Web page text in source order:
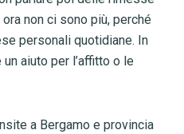
non ci sono più, perché
personali quotidiane. In
aiuto per l’affitto o le
a Bergamo e provincia